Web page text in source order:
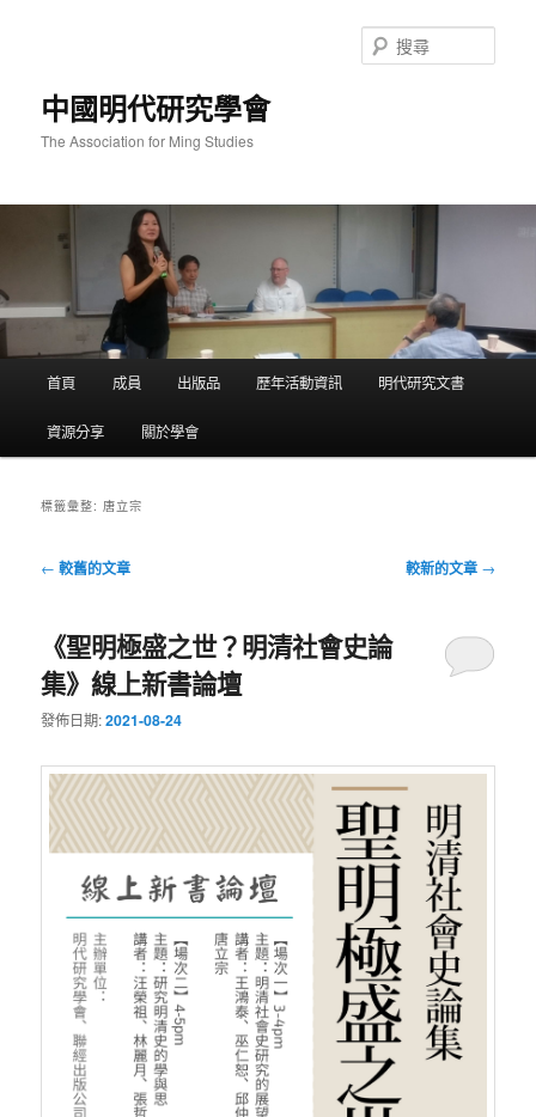
中國明代研究學會
The Association for Ming Studies
尋
首頁 成員 出版品 歷年活動資訊 明代研究文書
資源分享 關於學會
標籤彙整: 唐立宗
文
覽
← 較舊的文章 較新的文章 →
《聖明極盛之世？明清社會史論
集》線上新書論壇
發佈日期:2021-08-24